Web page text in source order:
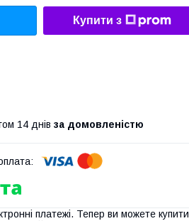
Купити з
14 днів за домовленістю
платежі. Тепер ви можете купити